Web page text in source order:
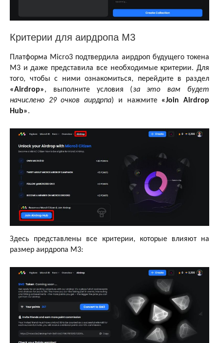
Критерии для аирдропа M3
Платформа Micro3 подтвердила аирдроп будущего токена
M3 и даже представила все необходимые критерии. Для
того, чтобы с ними ознакомиться, перейдите в раздел
«Airdrop», выполните условия (за это вам будет
начислено 29 очков аирдрпа) и нажмите «Join Airdrop
Hub».
Здесь представлены все критерии, которые влияют на
размер аирдропа M3: